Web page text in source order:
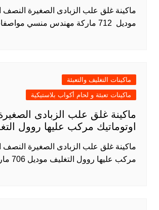
ماكينة غلق علب الزبادى الصغيرة النصف
موديل 712 ماركة مهندس منسي مواصفات ماكينة غلق
ماكينات التغليف والتعبئة
ماكينات تعبئة و لحام أكواب بلاستيكية
ماكينة غلق علب الزبادى
اوتوماتيك مركب عليها روول
ماكينة غلق علب الزبادى الصغيرة النصف
مركب عليها روول التغليف موديل 706 ماركة مهندس